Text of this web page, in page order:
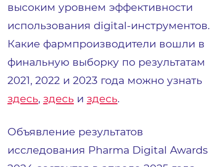
высоким уровнем эффективности
использования digital-инструментов.
Какие фармпроизводители вошли в
финальную выборку по результатам
2021, 2022 и 2023 года можно узнать
здесь, здесь и здесь.
Объявление результатов
исследования Pharma Digital Awards